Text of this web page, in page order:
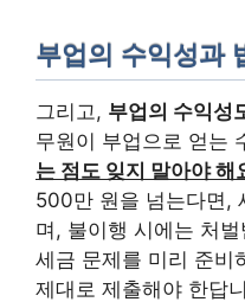
부업의 수익성과
그리고, 부업의 수익성
무원이 부업으로 얻는
는 점도 잊지 말아야 해
500만 원을 넘는다면,
며, 불이행 시에는 처
세금 문제를 미리 준비
제대로 제출해야 한답